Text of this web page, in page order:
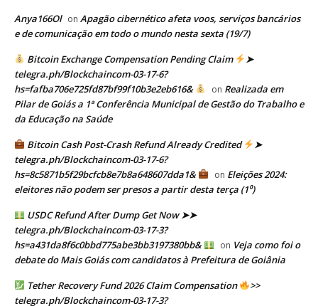
Anya166Ol on Apagão cibernético afeta voos, serviços bancários
e de comunicação em todo o mundo nesta sexta (19/7)
Bitcoin Exchange Compensation Pending Claim
➤
telegra.ph/Blockchaincom-03-17-6?
hs=fafba706e725fd87bf99f10b3e2eb616&
on Realizada em
Pilar de Goiás a 1ª Conferência Municipal de Gestão do Trabalho e
da Educação na Saúde
Bitcoin Cash Post-Crash Refund Already Credited
➤
telegra.ph/Blockchaincom-03-17-6?
hs=8c5871b5f29bcfcb8e7b8a648607dda1&
on Eleições 2024:
eleitores não podem ser presos a partir desta terça (1⁰)
USDC Refund After Dump Get Now ➤➤
telegra.ph/Blockchaincom-03-17-3?
hs=a431da8f6c0bbd775abe3bb3197380bb&
on Veja como foi o
debate do Mais Goiás com candidatos à Prefeitura de Goiânia
Tether Recovery Fund 2026 Claim Compensation
>>
telegra.ph/Blockchaincom-03-17-3?